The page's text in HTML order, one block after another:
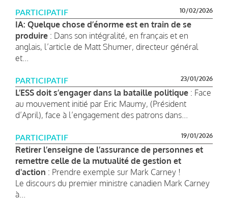
PARTICIPATIF 10/02/2026
IA: Quelque chose d’énorme est en train de se
produire : Dans son intégralité, en français et en
anglais, l’article de Matt Shumer, directeur général
et...
PARTICIPATIF 23/01/2026
L’ESS doit s’engager dans la bataille politique : Face
au mouvement initié par Eric Maumy, (Président
d’April), face à l’engagement des patrons dans...
PARTICIPATIF 19/01/2026
Retirer l’enseigne de l’assurance de personnes et
remettre celle de la mutualité de gestion et
d'action : Prendre exemple sur Mark Carney !
Le discours du premier ministre canadien Mark Carney
à...